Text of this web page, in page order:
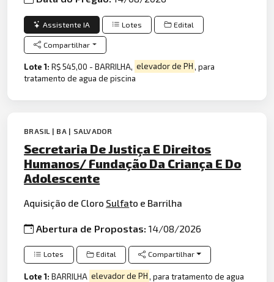
Assistente IA Lotes Edital
Compartilhar
Lote 1:R$ 545,00 - BARRILHA, elevador de PH , para
tratamento de agua de piscina
BRASIL | BA | SALVADOR
Secretaria De Justiça E Direitos
Humanos/ Fundação Da Criança E Do
Adolescente
Aquisição de Cloro Sulfato e Barrilha
Abertura de Propostas:14/08/2026
Lotes Edital Compartilhar
Lote 1:BARRILHA elevador de PH , para tratamento de agua